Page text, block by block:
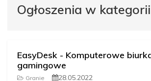
Ogłoszenia w
EasyDesk - Komputerowe
gamingowe
Granie 28.05.2022